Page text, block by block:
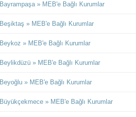
Bayrampaşa » MEB'e Bağlı Kurumlar
Beşiktaş » MEB'e Bağlı Kurumlar
Beykoz » MEB'e Bağlı Kurumlar
Beylikdüzü » MEB'e Bağlı Kurumlar
Beyoğlu » MEB'e Bağlı Kurumlar
Büyükçekmece » MEB'e Bağlı Kurumlar